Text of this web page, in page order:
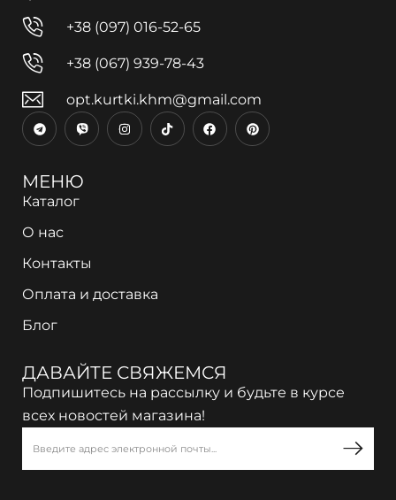
+38 (097) 016-52-65
+38 (067) 939-78-43
opt.kurtki.khm@gmail.com
МЕНЮ
Каталог
О нас
Контакты
Оплата и доставка
Блог
ДАВАЙТЕ СВЯЖЕМСЯ
Подпишитесь на рассылку и будьте в курсе
всех новостей магазина!